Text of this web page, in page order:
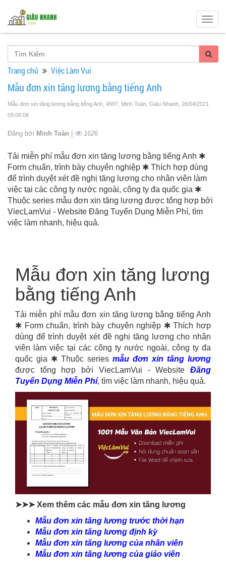
Trang chủ Việc Làm Vui
Mẫu đơn xin tăng lương bằng tiếng Anh
Mẫu đơn xin tăng lương bằng tiếng Anh, 4597, Minh Toàn, Giàu Nhanh , 26/04/2021
09:09:08
Đăng bởi Minh Toàn | 1626
Tải miễn phí mẫu đơn xin tăng lương bằng tiếng Anh ✱
Form chuẩn, trình bày chuyên nghiệp ✱ Thích hợp dùng
để trình duyệt xét đề nghị tăng lương cho nhân viên làm
việc tại các công ty nước ngoài, công ty đa quốc gia ✱
Thuộc series mẫu đơn xin tăng lương được tổng hợp bởi
ViecLamVui - Website Đăng Tuyển Dụng Miễn Phí, tìm
việc làm nhanh, hiệu quả.
Mẫu đơn xin tăng lương
bằng tiếng Anh
Tải miễn phí mẫu đơn xin tăng lương bằng tiếng Anh
✱ Form chuẩn, trình bày chuyên nghiệp ✱ Thích hợp
dùng để trình duyệt xét đề nghị tăng lương cho nhân
viên làm việc tại các công ty nước ngoài, công ty đa
quốc gia ✱ Thuộc series mẫu đơn xin tăng lương
được tổng hợp bởi ViecLamVui - Website Đăng
Tuyển Dụng Miễn Phí, tìm việc làm nhanh, hiệu quả.
➤➤➤ Xem thêm các mẫu đơn xin tăng lương
Mẫu đơn xin tăng lương trước thời hạn
Mẫu đơn xin tăng lương định kỳ
Mẫu đơn xin tăng lương của nhân viên
Mẫu đơn xin tăng lương của giáo viên